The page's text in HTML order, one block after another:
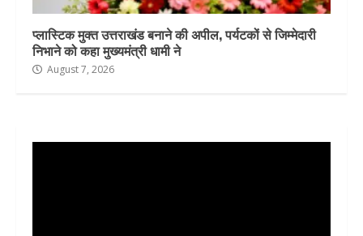
प्लास्टिक मुक्त उत्तराखंड बनाने की अपील, पर्यटकों से जिम्मेदारी
निभाने को कहा मुख्यमंत्री धामी ने
August 7, 2026